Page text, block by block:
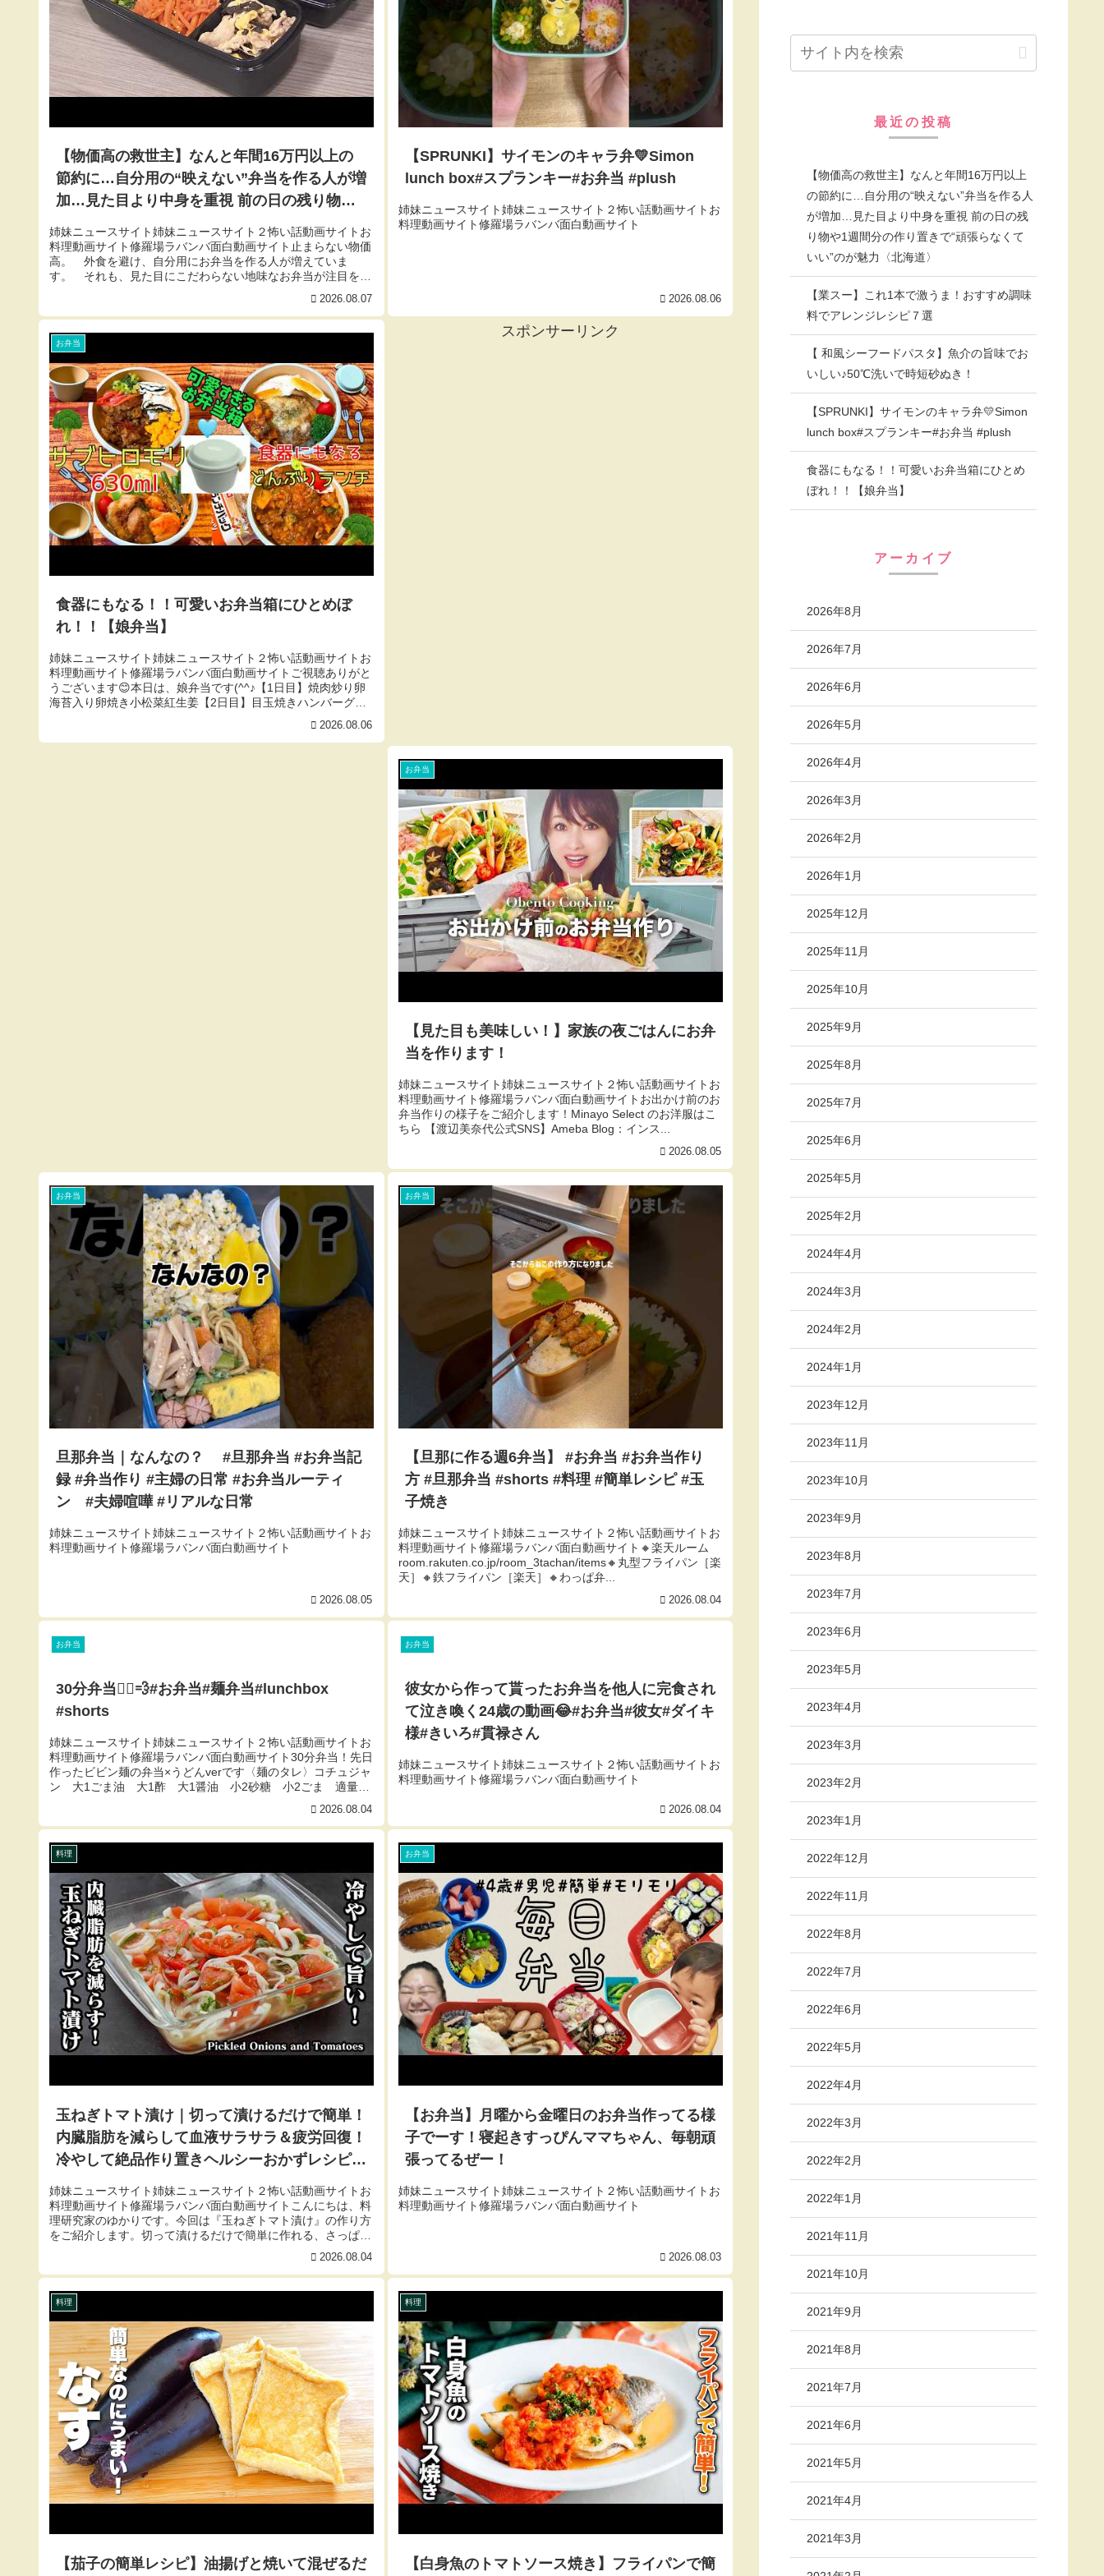
【物価高の救世主】なんと年間16万円以上の
節約に…自分用の“映えない”弁当を作る人が増
加…見た目より中身を重視 前の日の残り物や1
週間分の作り置きで“頑張らなくていい”のが魅
力〈北海道〉
姉妹ニュースサイト姉妹ニュースサイト２怖い話動画サイトお
料理動画サイト修羅場ラバンバ面白動画サイト止まらない物価
高。 外食を避け、自分用にお弁当を作る人が増えていま
す。 それも、見た目にこだわらない地味なお弁当が注目を浴
2026.08.07
【SPRUNKI】サイモンのキャラ弁💛Simon
lunch box#スプランキー#お弁当 #plush
姉妹ニュースサイト姉妹ニュースサイト２怖い話動画サイトお
料理動画サイト修羅場ラバンバ面白動画サイト
2026.08.06
お弁当
食器にもなる！！可愛いお弁当箱にひとめぼ
れ！！【娘弁当】
姉妹ニュースサイト姉妹ニュースサイト２怖い話動画サイトお
料理動画サイト修羅場ラバンバ面白動画サイトご視聴ありがと
うございます😊本日は、娘弁当です(^^♪【1日目】焼肉炒り卵
海苔入り卵焼き小松菜紅生姜【2日目】目玉焼きハンバーグ蓮
2026.08.06
スポンサーリンク
お弁当
【見た目も美味しい！】家族の夜ごはんにお弁
当を作ります！
姉妹ニュースサイト姉妹ニュースサイト２怖い話動画サイトお
料理動画サイト修羅場ラバンバ面白動画サイトお出かけ前のお
弁当作りの様子をご紹介します！Minayo Select のお洋服はこ
ちら 【渡辺美奈代公式SNS】Ameba Blog：インス...
2026.08.05
お弁当
旦那弁当｜なんなの？ #旦那弁当 #お弁当記
録 #弁当作り #主婦の日常 #お弁当ルーティ
ン #夫婦喧嘩 #リアルな日常
姉妹ニュースサイト姉妹ニュースサイト２怖い話動画サイトお
料理動画サイト修羅場ラバンバ面白動画サイト
2026.08.05
お弁当
【旦那に作る週6弁当】 #お弁当 #お弁当作り
方 #旦那弁当 #shorts #料理 #簡単レシピ #玉
子焼き
姉妹ニュースサイト姉妹ニュースサイト２怖い話動画サイトお
料理動画サイト修羅場ラバンバ面白動画サイト🔸楽天ルーム
room.rakuten.co.jp/room_3tachan/items🔸丸型フライパン［楽
天］🔸鉄フライパン［楽天］🔸わっぱ弁...
2026.08.04
お弁当
30分弁当🏃‍♀️💨#お弁当#麺弁当#lunchbox
#shorts
姉妹ニュースサイト姉妹ニュースサイト２怖い話動画サイトお
料理動画サイト修羅場ラバンバ面白動画サイト30分弁当！先日
作ったビビン麺の弁当×うどんverです〈麺のタレ〉コチュジャ
ン 大1ごま油 大1酢 大1醤油 小2砂糖 小2ごま 適量唐
2026.08.04
お弁当
彼女から作って貰ったお弁当を他人に完食され
て泣き喚く24歳の動画😂#お弁当#彼女#ダイキ
様#きいろ#貫禄さん
姉妹ニュースサイト姉妹ニュースサイト２怖い話動画サイトお
料理動画サイト修羅場ラバンバ面白動画サイト
2026.08.04
料理
玉ねぎトマト漬け｜切って漬けるだけで簡単！
内臓脂肪を減らして血液サラサラ＆疲労回復！
冷やして絶品作り置きヘルシーおかずレシピ
【玉ねぎレシピ・トマトレシピ・作り置き・簡
単レシピ】【料理研究家ゆかり】
姉妹ニュースサイト姉妹ニュースサイト２怖い話動画サイトお
料理動画サイト修羅場ラバンバ面白動画サイトこんにちは、料
理研究家のゆかりです。今回は『玉ねぎトマト漬け』の作り方
をご紹介します。切って漬けるだけで簡単に作れる、さっぱり
2026.08.04
お弁当
【お弁当】月曜から金曜日のお弁当作ってる様
子でーす！寝起きすっぴんママちゃん、毎朝頑
張ってるぜー！
姉妹ニュースサイト姉妹ニュースサイト２怖い話動画サイトお
料理動画サイト修羅場ラバンバ面白動画サイト
2026.08.03
料理
【茄子の簡単レシピ】油揚げと焼いて混ぜるだ
料理
【白身魚のトマトソース焼き】フライパンで簡
最近の投稿
【物価高の救世主】なんと年間16万円以上
の節約に…自分用の“映えない”弁当を作る人
が増加…見た目より中身を重視 前の日の残
り物や1週間分の作り置きで“頑張らなくて
いい”のが魅力〈北海道〉
【業スー】これ1本で激うま！おすすめ調味
料でアレンジレシピ７選
【 和風シーフードパスタ】魚介の旨味でお
いしい♪50℃洗いで時短砂ぬき！
【SPRUNKI】サイモンのキャラ弁💛Simon
lunch box#スプランキー#お弁当 #plush
食器にもなる！！可愛いお弁当箱にひとめ
ぼれ！！【娘弁当】
アーカイブ
2026年8月
2026年7月
2026年6月
2026年5月
2026年4月
2026年3月
2026年2月
2026年1月
2025年12月
2025年11月
2025年10月
2025年9月
2025年8月
2025年7月
2025年6月
2025年5月
2025年2月
2024年4月
2024年3月
2024年2月
2024年1月
2023年12月
2023年11月
2023年10月
2023年9月
2023年8月
2023年7月
2023年6月
2023年5月
2023年4月
2023年3月
2023年2月
2023年1月
2022年12月
2022年11月
2022年8月
2022年7月
2022年6月
2022年5月
2022年4月
2022年3月
2022年2月
2022年1月
2021年11月
2021年10月
2021年9月
2021年8月
2021年7月
2021年6月
2021年5月
2021年4月
2021年3月